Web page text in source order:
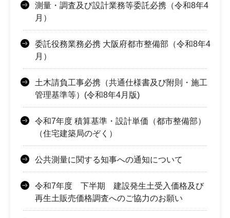
測量・調査及び設計業務等委託必携（令和8年4
月）
委託役務業務必携 大阪府都市整備部（令和8年4
月）
土木請負工事必携（共通仕様書及び附則・施工
管理基準等）(令和8年4月版)
令和7年度 積算基準・設計単価（都市整備部）
（住宅建築局のぞく）
公共測量に関する知事への通知について
令和7年度 下半期 建設発生土受入価格及び
再生土販売価格調査へのご協力のお願い